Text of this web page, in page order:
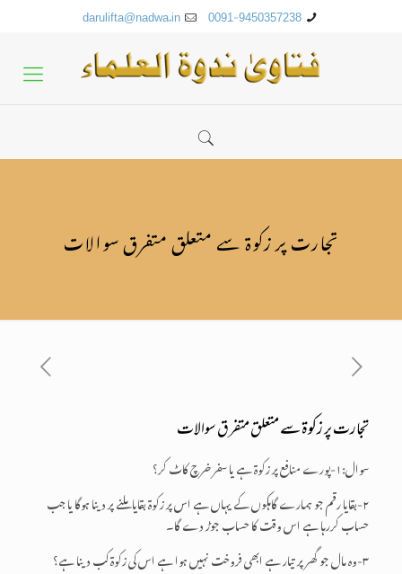
0091-9450357238
darulifta@nadwa.in
تجارت پر زکوۃ سے متعلق متفرق سوالات
تجارت پر زکوۃ سے متعلق متفرق سوالات
سوال:۱-پورے منافع پر زکوۃ ہے یا سفر خرچ کاٹ کر؟
۲-بقایا رقم جو ہمارے گاہکوں کے یہاں ہے اس پر زکوۃ بقایا ملنے پر دینا ہوگا یا جب
حساب کررہا ہے اس وقت کا حساب جوڑ دے گا۔
۳-وہ مال جو گھر پر تیار ہے ابھی فروخت نہیں ہوا ہے اس کی زکوۃ کب دینا ہے؟